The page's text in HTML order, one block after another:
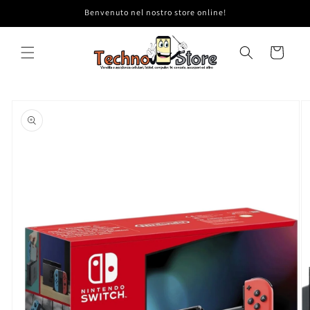
ai contenuti
Benvenuto nel nostro store online!
Carrello
informazioni
sul prodotto